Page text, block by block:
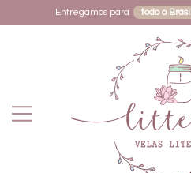
Entregamos para todo o